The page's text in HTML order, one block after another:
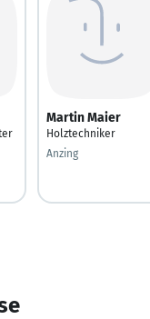
Martin Maier
Holztechniker
Anzing